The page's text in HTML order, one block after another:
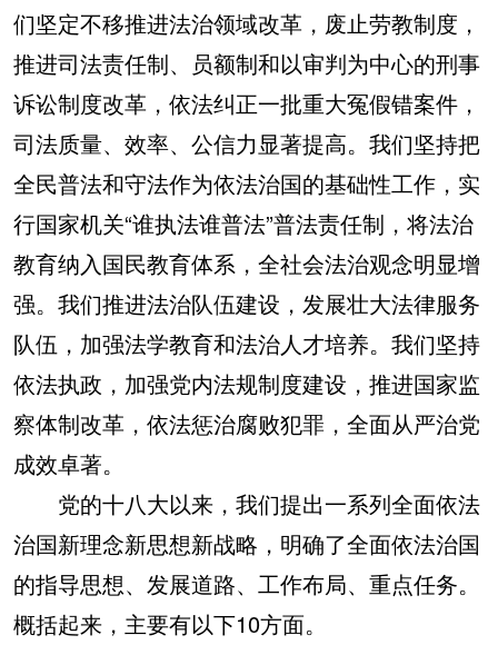
们坚定不移推进法治领域改革，废止劳教制度，
推进司法责任制、员额制和以审判为中心的刑事
诉讼制度改革，依法纠正一批重大冤假错案件，
司法质量、效率、公信力显著提高。我们坚持把
全民普法和守法作为依法治国的基础性工作，实
行国家机关“谁执法谁普法”普法责任制，将法治
教育纳入国民教育体系，全社会法治观念明显增
强。我们推进法治队伍建设，发展壮大法律服务
队伍，加强法学教育和法治人才培养。我们坚持
依法执政，加强党内法规制度建设，推进国家监
察体制改革，依法惩治腐败犯罪，全面从严治党
成效卓著。
党的十八大以来，我们提出一系列全面依法
治国新理念新思想新战略，明确了全面依法治国
的指导思想、发展道路、工作布局、重点任务。
概括起来，主要有以下10方面。